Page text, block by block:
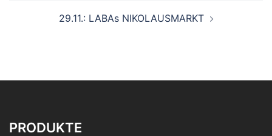
29.11.: LABAs NIKOLAUSMARKT
PRODUKTE